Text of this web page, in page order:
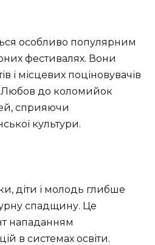
особливо популярним
фестивалях. Вони
і місцевих поціновувачів
Любов до коломийок
сприяючи
культури.
діти і молодь глибше
спадщину. Це
нападанням
в системах освіти.